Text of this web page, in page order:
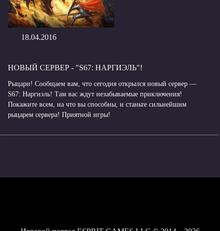
18.04.2016
НОВЫЙ СЕРВЕР - "S67: НАРГИЭЛЬ"!
Рыцари! Сообщаем вам, что сегодня открылся новый сервер —
S67: Наргиэль! Там вас ждут незабываемые приключения!
Покажите всем, на что вы способны, и станьте сильнейшим
рыцарем сервера! Приятной игры!